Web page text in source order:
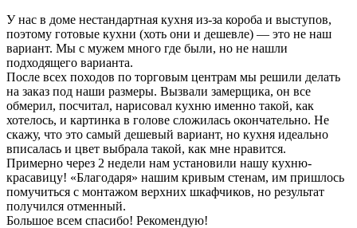
У нас в доме нестандартная кухня из-за короба и выступов,
поэтому готовые кухни (хоть они и дешевле) — это не наш
вариант. Мы с мужем много где были, но не нашли
подходящего варианта.
После всех походов по торговым центрам мы решили делать
на заказ под наши размеры. Вызвали замерщика, он все
обмерил, посчитал, нарисовал кухню именно такой, как
хотелось, и картинка в голове сложилась окончательно. Не
скажу, что это самый дешевый вариант, но кухня идеально
вписалась и цвет выбрала такой, как мне нравится.
Примерно через 2 недели нам установили нашу кухню-
красавицу! «Благодаря» нашим кривым стенам, им пришлось
помучиться с монтажом верхних шкафчиков, но результат
получился отменный.
Большое всем спасибо! Рекомендую!